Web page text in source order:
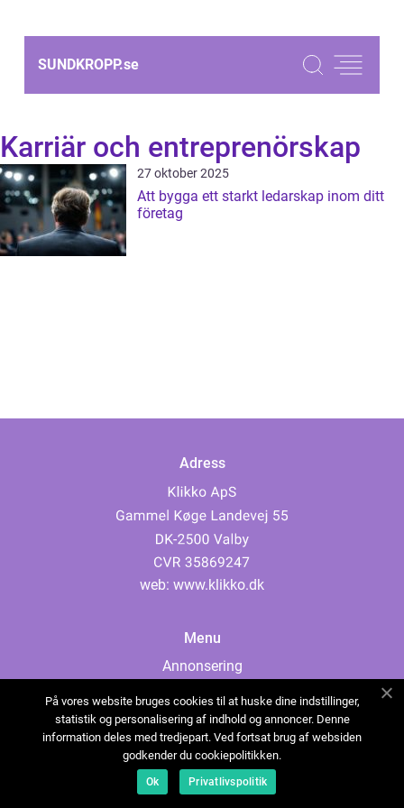
SUNDKROPP.se
Karriär och entreprenörskap
27 oktober 2025
Att bygga ett starkt ledarskap inom ditt
företag
Adress
web: www.klikko.dk
Menu
Annonsering
Cookies
Kontakta oss
Sitemap
På vores website bruges cookies til at huske dine indstillinger,
statistik og personalisering af indhold og annoncer. Denne
information deles med tredjepart. Ved fortsat brug af websiden
godkender du cookiepolitikken.
Ok Privatlivspolitik